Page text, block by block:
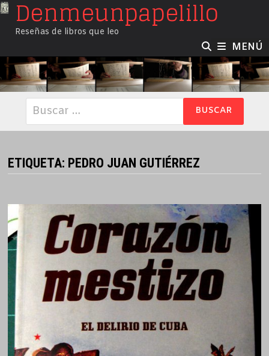
SaltarDenmeunpapelillo
Reseñas de libros que leo
MENÚ
Buscar:
ETIQUETA: PEDRO JUAN GUTIÉRREZ